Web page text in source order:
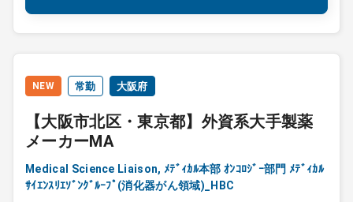
NEW 常勤 大阪府
【大阪市北区・東京都】外資系大手製薬
メーカーMA
Medical Science Liaison, ﾒﾃﾞｨｶﾙ本部 ｵﾝｺﾛｼﾞｰ部門 ﾒﾃﾞｨｶﾙ
ｻｲｴﾝｽﾘｴｿﾞﾝｸﾞﾙｰﾌﾟ(消化器がん領域)_HBC